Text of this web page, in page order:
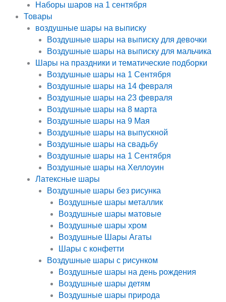
Наборы шаров на 1 сентября
Товары
воздушные шары на выписку
Воздушные шары на выписку для девочки
Воздушные шары на выписку для мальчика
Шары на праздники и тематические подборки
Воздушные шары на 1 Сентября
Воздушные шары на 14 февраля
Воздушные шары на 23 февраля
Воздушные шары на 8 марта
Воздушные шары на 9 Мая
Воздушные шары на выпускной
Воздушные шары на свадьбу
Воздушные шары на 1 Сентября
Воздушные шары на Хеллоуин
Латексные шары
Воздушные шары без рисунка
Воздушные шары металлик
Воздушные шары матовые
Воздушные шары хром
Воздушные Шары Агаты
Шары с конфетти
Воздушные шары с рисунком
Воздушные шары на день рождения
Воздушные шары детям
Воздушные шары природа